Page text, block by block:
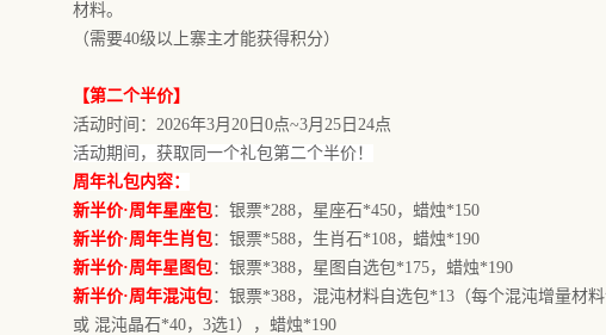
材料。
（需要40级以上寨主才能获得积分）
【第二个半价】
活动时间： 2026年3月20日0点~3月25日24点
活动期间， 获取 同一个礼包第二个半价！
周年礼包内容：
新半价·周年星座包：银票*288，星座石*450，蜡烛*150
新半价·周年生肖包：银票*588，生肖石*108，蜡烛*190
新半价·周年星图包：银票*388，星图自选包*175，蜡烛*190
新半价·周年混沌包：银票*388，混沌材料自选包*13（每个混沌增量材
或 混沌晶石*40，3选1），蜡烛*190